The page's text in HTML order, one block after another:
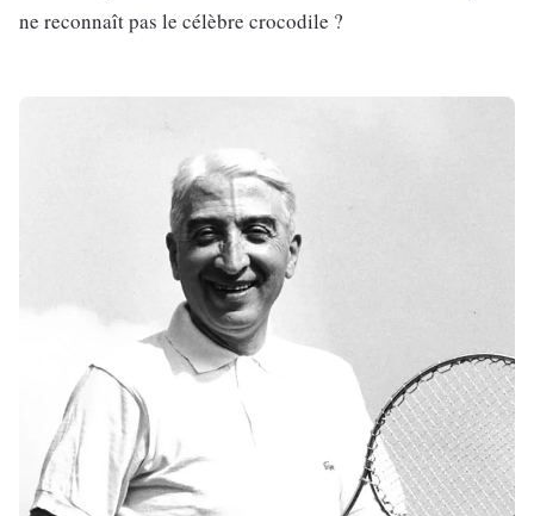
ne reconnaît pas le célèbre crocodile ?